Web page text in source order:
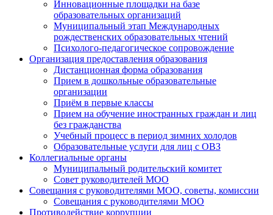
Инновационные площадки на базе
образовательных организаций
Муниципальный этап Международных
рождественских образовательных чтений
Психолого-педагогическое сопровождение
Организация предоставления образования
Дистанционная форма образования
Прием в дошкольные образовательные
организации
Приём в первые классы
Прием на обучение иностранных граждан и лиц
без гражданства
Учебный процесс в период зимних холодов
Образовательные услуги для лиц с ОВЗ
Коллегиальные органы
Муниципальный родительский комитет
Совет руководителей МОО
Совещания с руководителями МОО, советы, комиссии
Совещания с руководителями МОО
Противодействие коррупции